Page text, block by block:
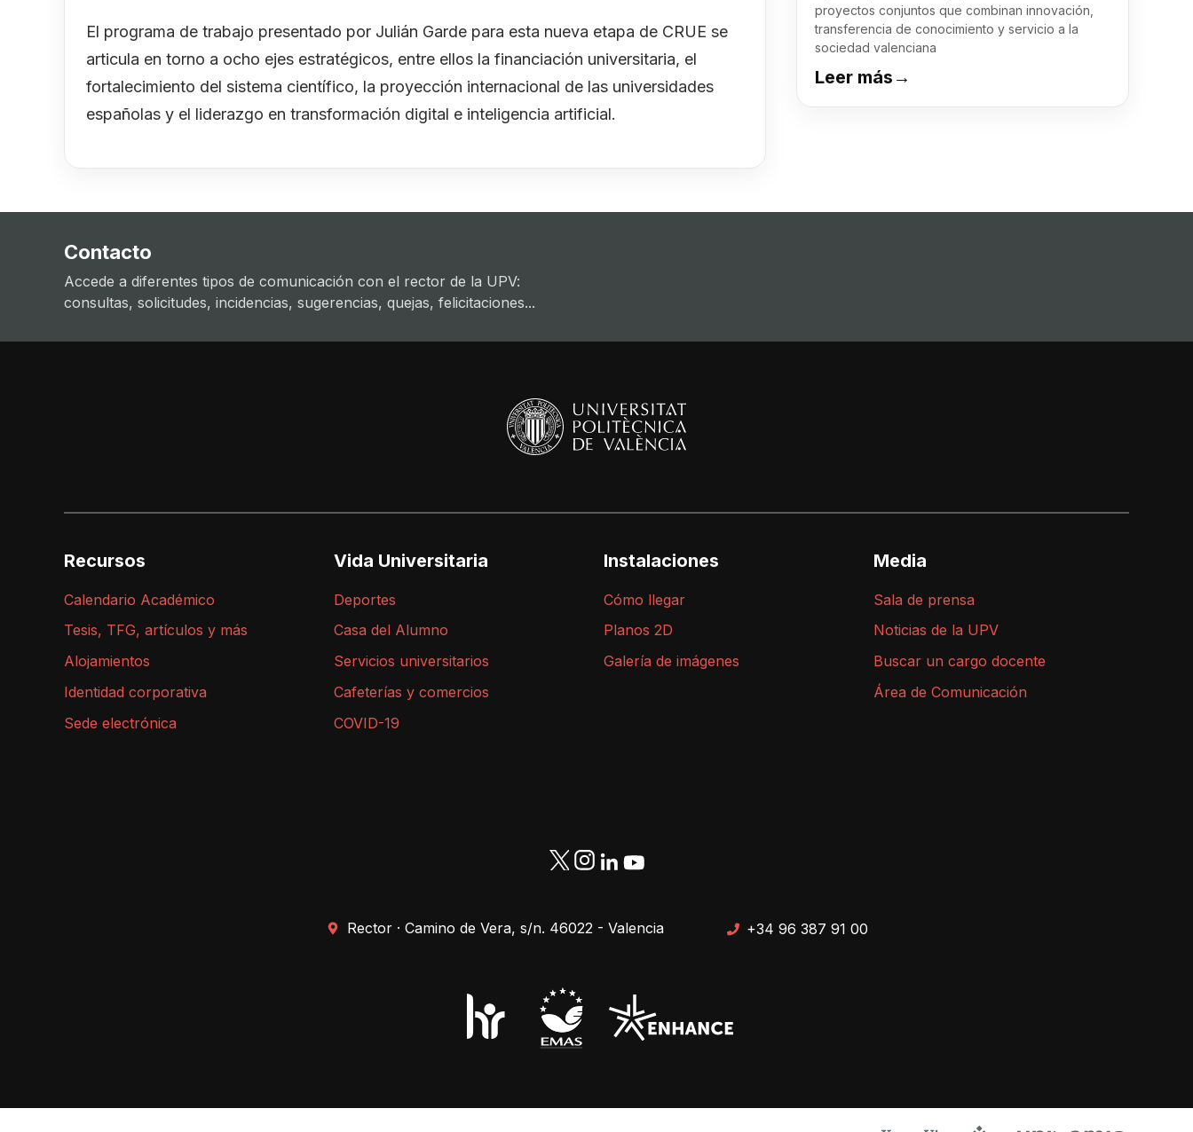
El programa de trabajo presentado por Julián Garde para esta nueva etapa de CRUE se
articula en torno a ocho ejes estratégicos, entre ellos la financiación universitaria, el
fortalecimiento del sistema científico, la proyección internacional de las universidades
españolas y el liderazgo en transformación digital e inteligencia artificial.
proyectos conjuntos que combinan innovación,
transferencia de conocimiento y servicio a la
sociedad valenciana
Leer más →
Contacto
Accede a diferentes tipos de comunicación con el rector de la UPV:
consultas, solicitudes, incidencias, sugerencias, quejas, felicitaciones...
Recursos
Calendario Académico
Tesis, TFG, artículos y más
Alojamientos
Identidad corporativa
Sede electrónica
Vida Universitaria
Deportes
Casa del Alumno
Servicios universitarios
Cafeterías y comercios
COVID-19
Instalaciones
Cómo llegar
Planos 2D
Galería de imágenes
Media
Sala de prensa
Noticias de la UPV
Buscar un cargo docente
Área de Comunicación
Rector · Camino de Vera, s/n. 46022 - Valencia +34 96 387 91 00